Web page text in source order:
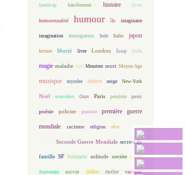
handicap harcèlement histoire hiver
homosexualité humour île imaginaire
imagination Immigration Inde Italie japon
lecture liberté livre Londres loup lycée
magie maladie mer Meurtres mort Moyen Age
musique mystère nature neige New-York
Noël nouvelles Ours Paris peinture peur
poésie policier pouvoir première guerre
mondiale racisme religion rêve
Seconde Guerre Mondiale secrets de
famille SF Solidarité solitude sorcière souris
Souvenirs survie théâtre thriller vacances